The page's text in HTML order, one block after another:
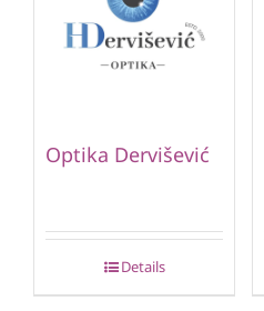
Optika Dervišević
Details